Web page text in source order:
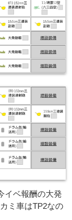
イベ報酬の大発
ミ車はTP2なの